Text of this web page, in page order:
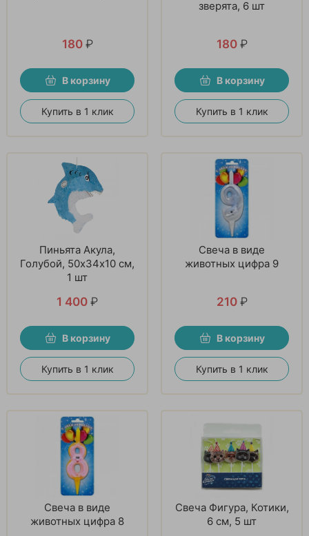
180 ₽
В корзину
Купить в 1 клик
зверята, 6 шт
180 ₽
В корзину
Купить в 1 клик
Пиньята Акула,
Голубой, 50х34х10 см,
1 шт
1 400 ₽
В корзину
Купить в 1 клик
Свеча в виде
животных цифра 9
210 ₽
В корзину
Купить в 1 клик
Свеча в виде
животных цифра 8
Свеча Фигура, Котики,
6 см, 5 шт